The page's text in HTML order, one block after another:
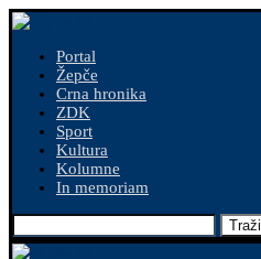
Portal
Žepče
Crna hronika
ZDK
Sport
Kultura
Kolumne
In memoriam
Traži